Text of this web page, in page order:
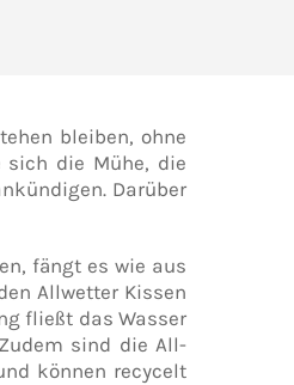
bleiben, ohne
sich die Mühe, die
Darüber
fängt es wie aus
Allwetter Kissen
fließt das Wasser
sind die All-
können recycelt